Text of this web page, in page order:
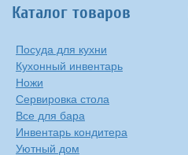
Каталог товаров
Посуда для кухни
Кухонный инвентарь
Ножи
Сервировка стола
Все для бара
Инвентарь кондитера
Уютный дом